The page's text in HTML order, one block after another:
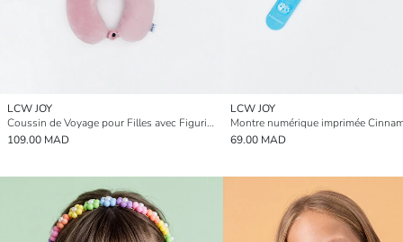
LCW JOY
Coussin de Voyage pour Filles avec Figurines de Lilo et Stitch
109.00 MAD
LCW JOY
69.00 MAD